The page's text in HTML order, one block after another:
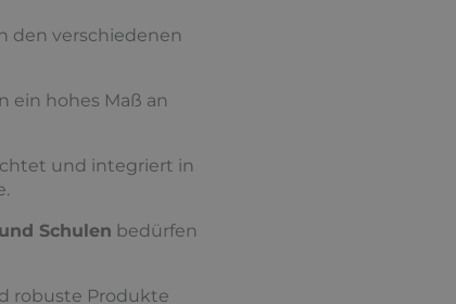
den verschiedenen
ein hohes Maß an
und integriert in
Schulen bedürfen
robuste Produkte